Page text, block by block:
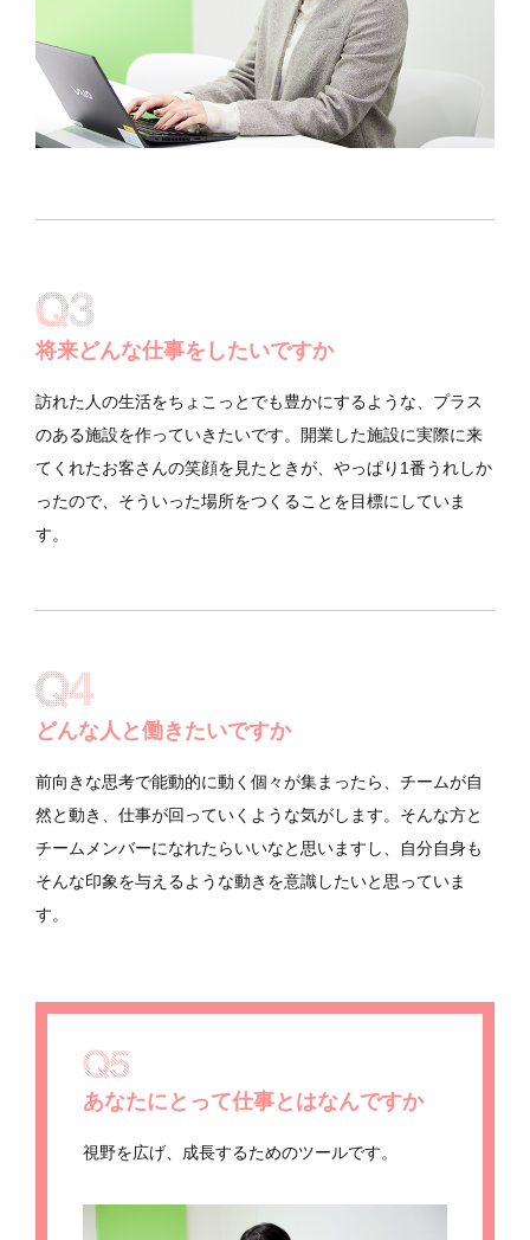
将来どんな仕事をしたいですか
訪れた人の生活をちょこっとでも豊かにするような、プラス
のある施設を作っていきたいです。開業した施設に実際に来
てくれたお客さんの笑顔を見たときが、やっぱり1番うれしか
ったので、そういった場所をつくることを目標にしていま
す。
どんな人と働きたいですか
前向きな思考で能動的に動く個々が集まったら、チームが自
然と動き、仕事が回っていくような気がします。そんな方と
チームメンバーになれたらいいなと思いますし、自分自身も
そんな印象を与えるような動きを意識したいと思っていま
す。
あなたにとって仕事とはなんですか
視野を広げ、成長するためのツールです。